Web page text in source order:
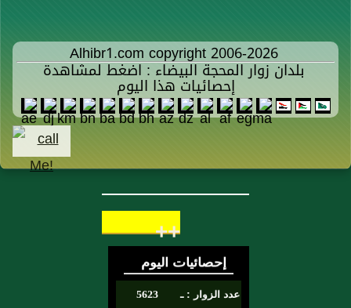
Alhibr1.com copyright 2006-2026
بلدان زوار المحجة البيضاء : اضغط لمشاهدة
إحصائيات هذا اليوم
++